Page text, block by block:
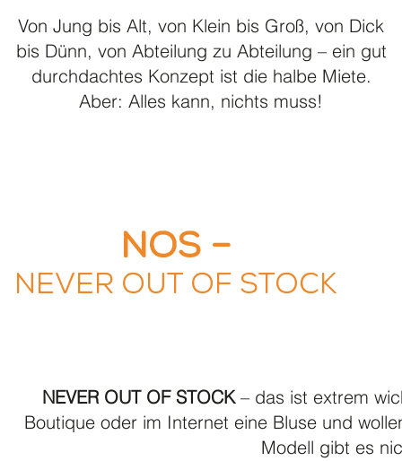
Von Jung bis Alt, von Klein bis Groß, von Dick
bis Dünn, von Abteilung zu Abteilung – ein gut
durchdachtes Konzept ist die halbe Miete.
Aber: Alles kann, nichts muss!
NOS –
Never out of stock
NEVER OUT OF STOCK– das ist extrem
Boutique oder im Internet eine Bluse und
Modell gibt es